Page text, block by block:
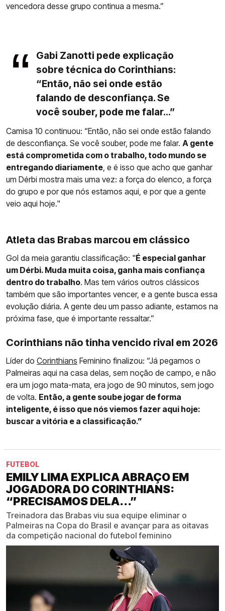
vencedora desse grupo continua a mesma.”
Gabi Zanotti pede explicação
sobre técnica do Corinthians:
“Então, não sei onde estão
falando de desconfiança. Se
você souber, pode me falar...”
Camisa 10 continuou: “Então, não sei onde estão falando
de desconfiança. Se você souber, pode me falar. A gente
está comprometida com o trabalho, todo mundo se
entregando diariamente , e é isso que acho que ganhar
um Dérbi mostra mais uma vez: a força do elenco, a força
do grupo e por que nós estamos aqui, e por que a gente
veio aqui hoje."
Atleta das Brabas marcou em clássico
Gol da meia garantiu classificação: "É especial ganhar
um Dérbi. Muda muita coisa, ganha mais confiança
dentro do trabalho. Mas tem vários outros clássicos
também que são importantes vencer, e a gente busca essa
evolução diária. A gente deu um passo adiante, estamos na
próxima fase, que é importante ressaltar.”
Corinthians não tinha vencido rival em 2026
Líder do Corinthians Feminino finalizou: “Já pegamos o
Palmeiras aqui na casa delas, sem noção de campo, e não
era um jogo mata-mata, era jogo de 90 minutos, sem jogo
de volta. Então, a gente soube jogar de forma
inteligente, é isso que nós viemos fazer aqui hoje:
buscar a vitória e a classificação.”
FUTEBOL
EMILY LIMA EXPLICA ABRAÇO EM
JOGADORA DO CORINTHIANS:
“PRECISAMOS DELA...”
Treinadora das Brabas viu sua equipe eliminar o
Palmeiras na Copa do Brasil e avançar para as oitavas
da competição nacional do futebol feminino